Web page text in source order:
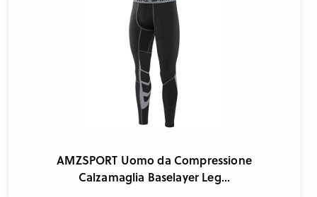
AMZSPORT Uomo da Compressione
Calzamaglia Baselayer Leg...